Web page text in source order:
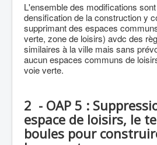
L'ensemble des modifications
densification de la construction y
supprimant des espaces
verte, zone de loisirs) avdc des
similaires à la ville mais sans
aucun espaces communs de
voie verte.
2 - OAP 5 :
espace de loisirs, le
boules pour